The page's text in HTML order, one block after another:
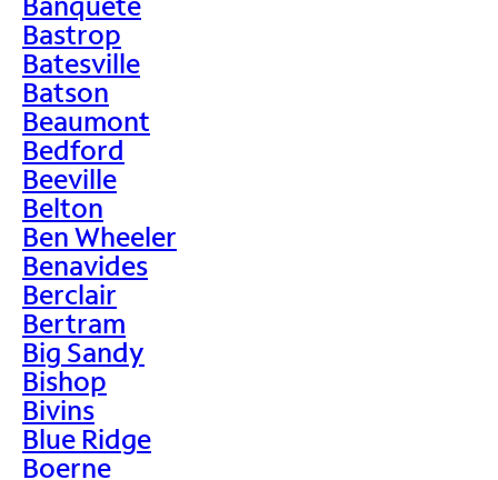
Bastrop
Batesville
Batson
Beaumont
Bedford
Beeville
Belton
Ben Wheeler
Benavides
Berclair
Bertram
Big Sandy
Bishop
Bivins
Blue Ridge
Boerne